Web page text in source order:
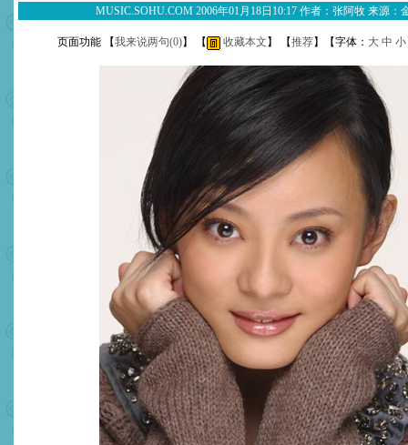
MUSIC.SOHU.COM 2006年01月18日10:17 作者：张阿牧 来源：
页面功能 【我来说两句(0)】 【 收藏本文 】 【推荐】【字体： 大 中 小